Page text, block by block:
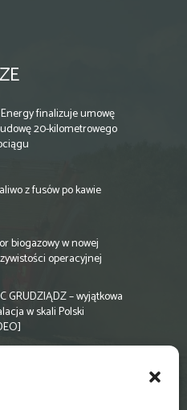
finalizuje umowę
20-kilometrowego
z fusów po kawie
biogazowy w nowej
operacyjnej
GRUDZIĄDZ – wyjątkowa
w skali Polski